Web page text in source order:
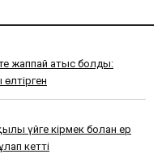
жаппай атыс болды:
үйге кірмек болған ер
кетті